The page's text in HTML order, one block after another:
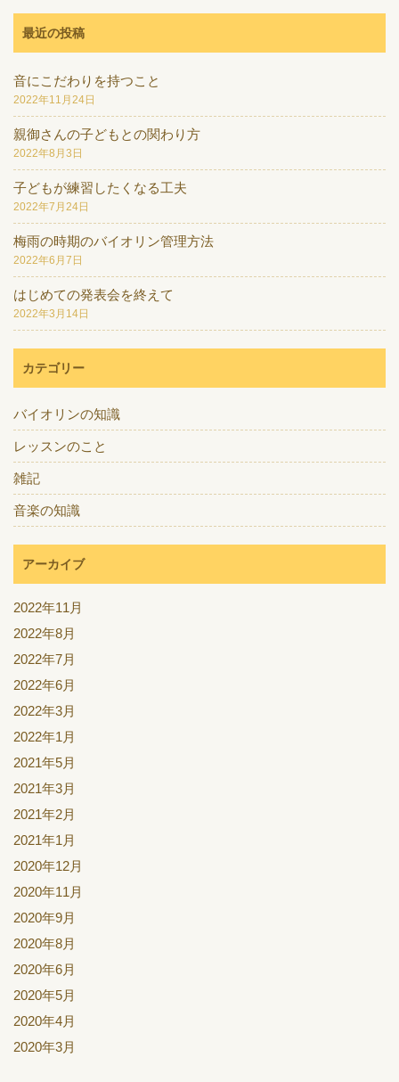
最近の投稿
音にこだわりを持つこと
2022年11月24日
親御さんの子どもとの関わり方
2022年8月3日
子どもが練習したくなる工夫
2022年7月24日
梅雨の時期のバイオリン管理方法
2022年6月7日
はじめての発表会を終えて
2022年3月14日
カテゴリー
バイオリンの知識
レッスンのこと
雑記
音楽の知識
アーカイブ
2022年11月
2022年8月
2022年7月
2022年6月
2022年3月
2022年1月
2021年5月
2021年3月
2021年2月
2021年1月
2020年12月
2020年11月
2020年9月
2020年8月
2020年6月
2020年5月
2020年4月
2020年3月